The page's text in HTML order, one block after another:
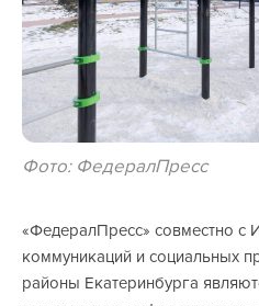
Фото: ФедералПресс
«ФедералПресс» совместно с
коммуникаций и социальных
районы Екатеринбурга